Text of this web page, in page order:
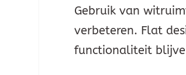
Gebruik van
verbeteren. Flat
functionaliteit